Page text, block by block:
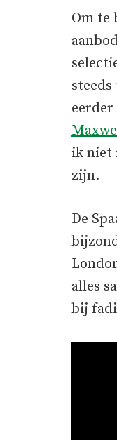
Om te
ik niet
zijn.
De
alles
bij